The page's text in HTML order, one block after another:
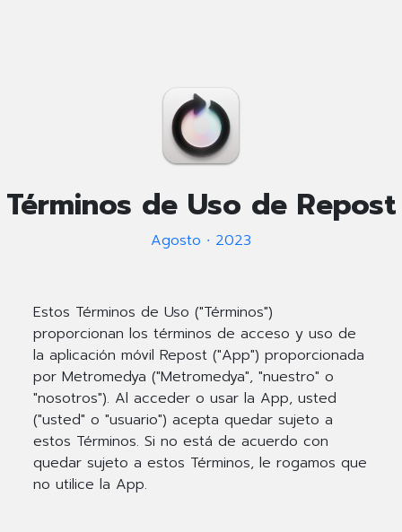
Términos de Uso de Repost
Agosto ∙ 2023
Estos Términos de Uso ("Términos")
proporcionan los términos de acceso y uso de
la aplicación móvil Repost ("App") proporcionada
por Metromedya ("Metromedya", "nuestro" o
"nosotros"). Al acceder o usar la App, usted
("usted" o "usuario") acepta quedar sujeto a
estos Términos. Si no está de acuerdo con
quedar sujeto a estos Términos, le rogamos que
no utilice la App.